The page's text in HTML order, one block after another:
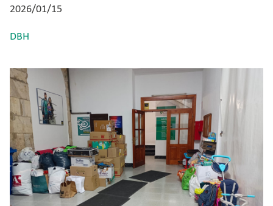
2026/01/15
DBH
Irudia